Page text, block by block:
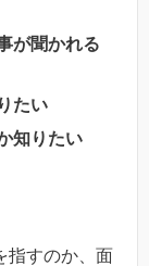
が聞かれる
たい
知りたい
指すのか、面